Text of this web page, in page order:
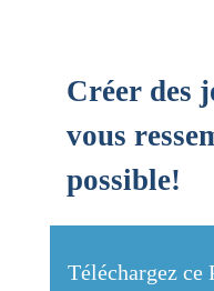
Créer des
vous
possible!
Téléchargez ce